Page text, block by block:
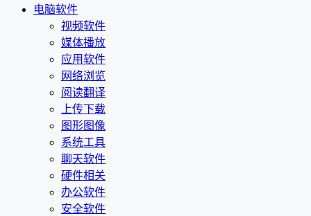
电脑软件
视频软件
媒体播放
应用软件
网络浏览
阅读翻译
上传下载
图形图像
系统工具
聊天软件
硬件相关
办公软件
安全软件